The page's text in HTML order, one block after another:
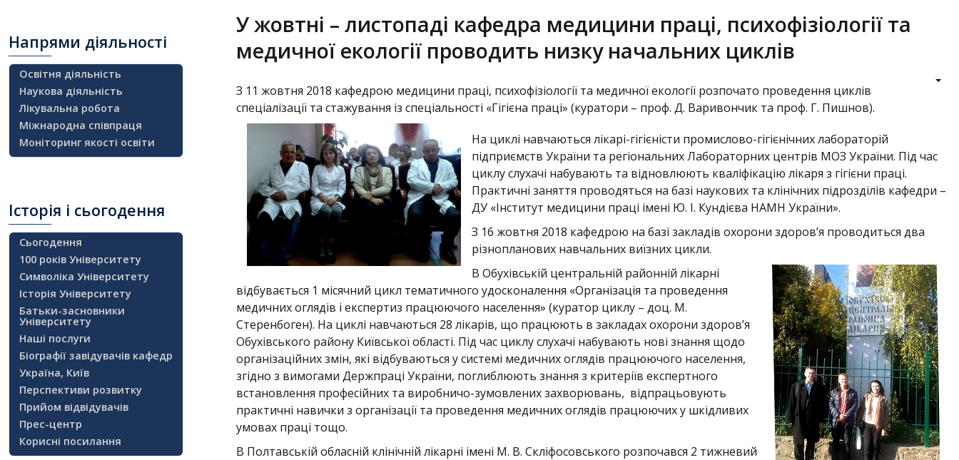
Новини
У жовтні – листопаді кафедра медицини праці, психофізіології та
медичної екології проводить низку начальних циклів
З 11 жовтня 2018 кафедрою медицини праці, психофізіології та медичної екології розпочато проведення циклів
спеціалізації та стажування із спеціальності «Гігієна праці» (куратори – проф. Д. Варивончик та проф. Г. Пишнов).
На циклі навчаються лікарі-гігієністи промислово-гігієнічних лабораторій
підприємств України та регіональних Лабораторних центрів МОЗ України. Під час
циклу слухачі набувають та відновлюють кваліфікацію лікаря з гігієни праці.
Практичні заняття проводяться на базі наукових та клінічних підрозділів кафедри –
ДУ «Інститут медицини праці імені Ю. І. Кундієва НАМН України».
З 16 жовтня 2018 кафедрою на базі закладів охорони здоров’я проводиться два
різнопланових навчальних виїзних цикли.
В Обухівській центральній районній лікарні
відбувається 1 місячний цикл тематичного удосконалення «Організація та проведення
медичних оглядів і експертиз працюючого населення» (куратор циклу – доц. М.
Стеренбоген). На циклі навчаються 28 лікарів, що працюють в закладах охорони здоров’я
Обухівського району Київської області. Під час циклу слухачі набувають нові знання щодо
організаційних змін, які відбуваються у системі медичних оглядів працюючого населення,
згідно з вимогами Держпраці України, поглиблюють знання з критеріїв експертного
встановлення професійних та виробничо-зумовлених захворювань, відпрацьовують
практичні навички з організації та проведення медичних оглядів працюючих у шкідливих
умовах праці тощо.
В Полтавській обласній клінічній лікарні імені М. В. Скліфосовського розпочався 2 тижневий
Напрями діяльності
Освітня діяльність
Наукова діяльність
Лікувальна робота
Міжнародна співпраця
Моніторинг якості освіти
Історія і сьогодення
Сьогодення
100 років Університету
Символіка Університету
Історія Університету
Батьки-засновники
Університету
Наші послуги
Біографії завідувачів кафедр
Україна, Київ
Перспективи розвитку
Прийом відвідувачів
Прес-центр
Корисні посилання